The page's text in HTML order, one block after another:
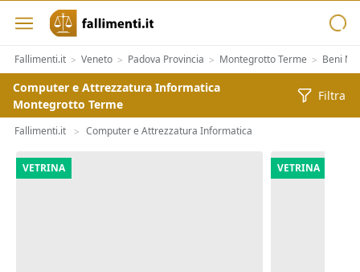
Fallimenti.it > Veneto > Padova Provincia > Montegrotto Terme > Beni
Computer e Attrezzatura Informatica
Montegrotto Terme
Filtra
Fallimenti.it > Computer e Attrezzatura Informatica
VETRINA VETRINA